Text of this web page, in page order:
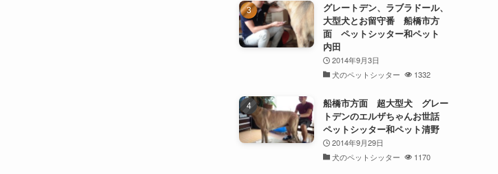
グレートデン、ラブラドール、
大型犬とお留守番 船橋市方
面 ペットシッター和ペット
内田
2014年9月3日
犬のペットシッター
1332
船橋市方面 超大型犬 グレー
トデンのエルザちゃんお世話
ペットシッター和ペット清野
2014年9月29日
犬のペットシッター
1170